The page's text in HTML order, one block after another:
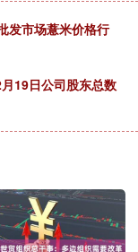
发市场薏米价格行
19日公司股东总数